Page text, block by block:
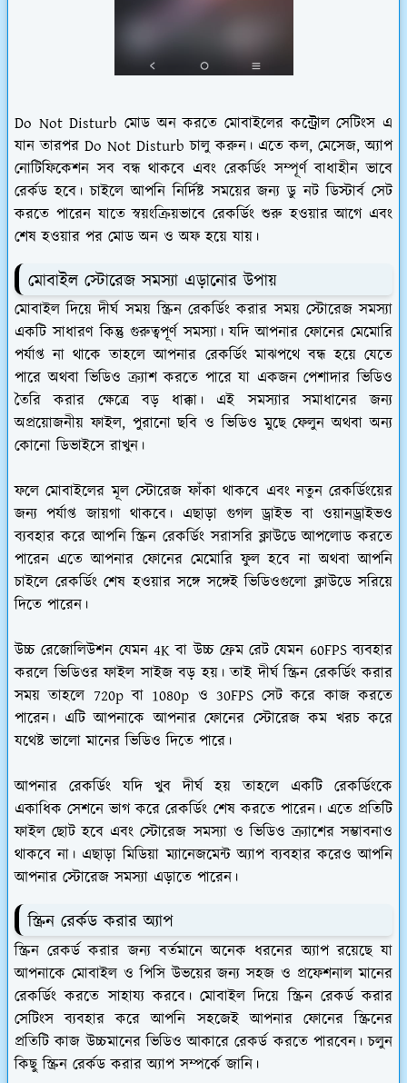
Do Not Disturb মোড অন করতে মোবাইলের কন্ট্রোল সেটিংস এ
যান তারপর Do Not Disturb চালু করুন। এতে কল, মেসেজ, অ্যাপ
নোটিফিকেশন সব বন্ধ থাকবে এবং রেকর্ডিং সম্পূর্ণ বাধাহীন ভাবে
রের্কড হবে। চাইলে আপনি নির্দিষ্ট সময়ের জন্য ডু নট ডিস্টার্ব সেট
করতে পারেন যাতে স্বয়ংক্রিয়ভাবে রেকর্ডিং শুরু হওয়ার আগে এবং
শেষ হওয়ার পর মোড অন ও অফ হয়ে যায়।
মোবাইল স্টোরেজ সমস্যা এড়ানোর উপায়
মোবাইল দিয়ে দীর্ঘ সময় স্ক্রিন রেকর্ডিং করার সময় স্টোরেজ সমস্যা
একটি সাধারণ কিন্তু গুরুত্বপূর্ণ সমস্যা। যদি আপনার ফোনের মেমোরি
পর্যাপ্ত না থাকে তাহলে আপনার রেকর্ডিং মাঝপথে বন্ধ হয়ে যেতে
পারে অথবা ভিডিও ক্র্যাশ করতে পারে যা একজন পেশাদার ভিডিও
তৈরি করার ক্ষেত্রে বড় ধাক্কা। এই সমস্যার সমাধানের জন্য
অপ্রয়োজনীয় ফাইল, পুরানো ছবি ও ভিডিও মুছে ফেলুন অথবা অন্য
কোনো ডিভাইসে রাখুন।
ফলে মোবাইলের মূল স্টোরেজ ফাঁকা থাকবে এবং নতুন রেকর্ডিংয়ের
জন্য পর্যাপ্ত জায়গা থাকবে। এছাড়া গুগল ড্রাইভ বা ওয়ানড্রাইভও
ব্যবহার করে আপনি স্ক্রিন রেকর্ডিং সরাসরি ক্লাউডে আপলোড করতে
পারেন এতে আপনার ফোনের মেমোরি ফুল হবে না অথবা আপনি
চাইলে রেকর্ডিং শেষ হওয়ার সঙ্গে সঙ্গেই ভিডিওগুলো ক্লাউডে সরিয়ে
দিতে পারেন।
উচ্চ রেজোলিউশন যেমন 4K বা উচ্চ ফ্রেম রেট যেমন 60FPS ব্যবহার
করলে ভিডিওর ফাইল সাইজ বড় হয়। তাই দীর্ঘ স্ক্রিন রেকর্ডিং করার
সময় তাহলে 720p বা 1080p ও 30FPS সেট করে কাজ করতে
পারেন। এটি আপনাকে আপনার ফোনের স্টোরেজ কম খরচ করে
যথেষ্ট ভালো মানের ভিডিও দিতে পারে।
আপনার রেকর্ডিং যদি খুব দীর্ঘ হয় তাহলে একটি রেকর্ডিংকে
একাধিক সেশনে ভাগ করে রেকর্ডিং শেষ করতে পারেন। এতে প্রতিটি
ফাইল ছোট হবে এবং স্টোরেজ সমস্যা ও ভিডিও ক্র্যাশের সম্ভাবনাও
থাকবে না। এছাড়া মিডিয়া ম্যানেজমেন্ট অ্যাপ ব্যবহার করেও আপনি
আপনার স্টোরেজ সমস্যা এড়াতে পারেন।
স্ক্রিন রের্কড করার অ্যাপ
স্ক্রিন রেকর্ড করার জন্য বর্তমানে অনেক ধরনের অ্যাপ রয়েছে যা
আপনাকে মোবাইল ও পিসি উভয়ের জন্য সহজ ও প্রফেশনাল মানের
রেকর্ডিং করতে সাহায্য করবে। মোবাইল দিয়ে স্ক্রিন রেকর্ড করার
সেটিংস ব্যবহার করে আপনি সহজেই আপনার ফোনের স্ক্রিনের
প্রতিটি কাজ উচ্চমানের ভিডিও আকারে রেকর্ড করতে পারবেন। চলুন
কিছু স্ক্রিন রের্কড করার অ্যাপ সম্পর্কে জানি।